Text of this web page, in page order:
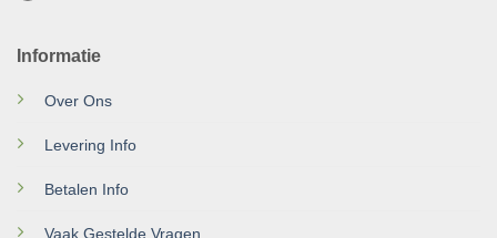
Informatie
Over Ons
Levering Info
Betalen Info
Vaak Gestelde Vragen